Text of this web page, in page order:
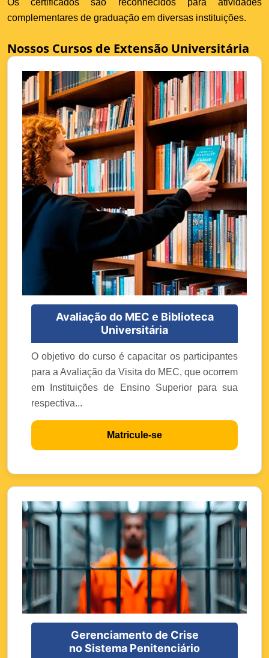
Os certificados são reconhecidos para atividades
complementares de graduação em diversas instituições.
Nossos Cursos de Extensão Universitária
Avaliação do MEC e Biblioteca
Universitária
O objetivo do curso é capacitar os participantes
para a Avaliação da Visita do MEC, que ocorrem
em Instituições de Ensino Superior para sua
respectiva...
Matricule-se
Gerenciamento de Crise
no Sistema Penitenciário